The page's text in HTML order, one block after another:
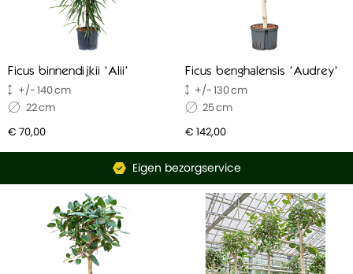
Ficus binnendijkii 'Alii'
140
22
€ 70,00
Ficus benghalensis 'Audrey'
130
25
€ 142,00
Eigen bezorgservice